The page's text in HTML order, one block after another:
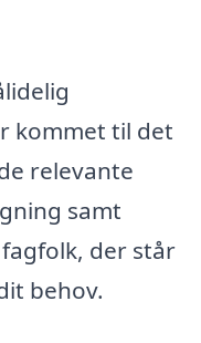
kommet til det
relevante
samt
der står
behov.